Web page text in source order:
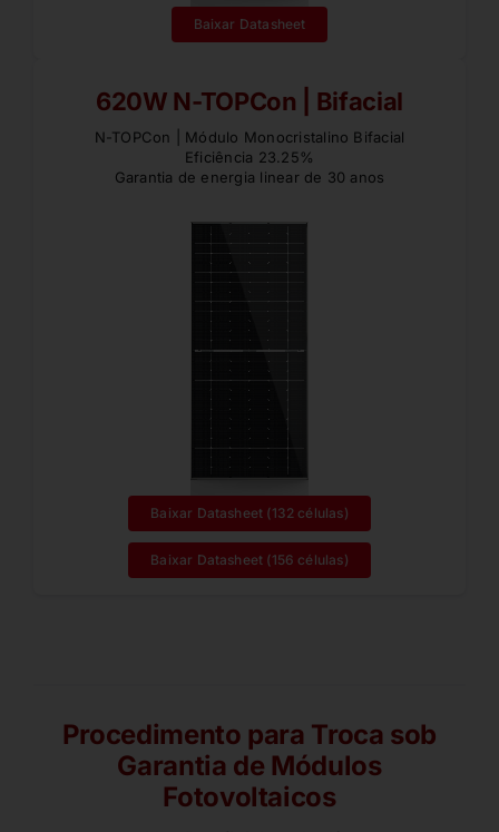
Baixar Datasheet
620W N-TOPCon | Bifacial
N-TOPCon | Módulo Monocristalino Bifacial
Eficiência 23.25%
Garantia de energia linear de 30 anos
Baixar Datasheet (132 células)
Baixar Datasheet (156 células)
Procedimento para Troca sob
Garantia de Módulos
Fotovoltaicos